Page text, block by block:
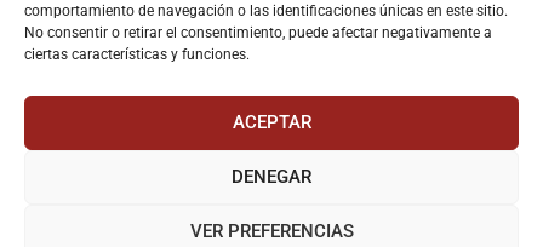
comportamiento de navegación o las identificaciones únicas en este sitio.
No consentir o retirar el consentimiento, puede afectar negativamente a
ciertas características y funciones.
ACEPTAR
DENEGAR
VER PREFERENCIAS
vídeo